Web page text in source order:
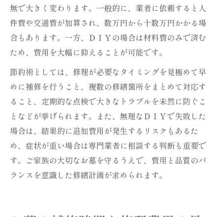
無で大きく変わります。一般的に、業者に依頼すると人
件費や交通費が加算され、数万円から十数万円かかる場
合もあります。一方、ＤＩＹの場合は材料費のみで済む
ため、費用を大幅に抑えることが可能です。
節約術としては、修理が必要なタイミングを見極めて早
めに補修を行うこと、複数の修繕箇所をまとめて対応す
ること、定期的な点検で大きなトラブルを未然に防ぐこ
となどが挙げられます。また、無理なＤＩＹで失敗した
場合は、結果的に追加費用が発生するリスクもあるた
め、症状が重い場合は専門業者に相談する判断も重要で
す。ご家族の大切なお墓を守るうえで、費用と品質のバ
ランスを意識した修繕計画が求められます。